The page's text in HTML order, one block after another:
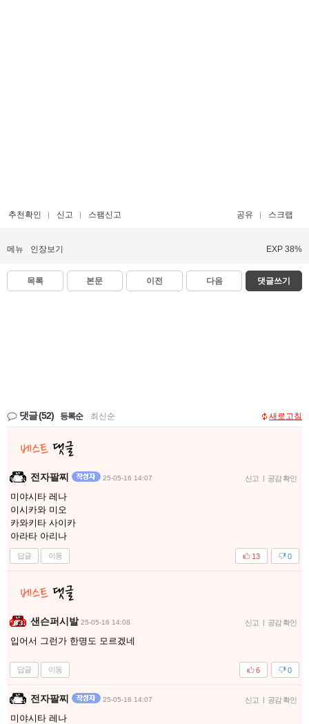
추천확인 신고 스팸신고 공유 스크랩
메뉴 인장보기 EXP 38%
목록 본문 이전 다음 댓글쓰기
댓글(52) 등록순 최신순 새로고침
전자팔찌 25-05-16 14:07 신고 | 공감 확인
미야시타 레나
이시카와 미오
카와키타 사이카
아라타 아리나
답글 이동 0
13
샌슨퍼시발 25-05-16 14:08 신고 | 공감 확인
입어서 그런가 한명도 모르겠네
답글 이동 0
6
전자팔찌 25-05-16 14:07 신고 | 공감 확인
미야시타 레나